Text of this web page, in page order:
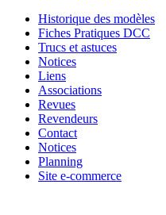
Historique des modèles
Fiches Pratiques DCC
Trucs et astuces
Notices
Liens
Associations
Revues
Revendeurs
Contact
Notices
Planning
Site e-commerce